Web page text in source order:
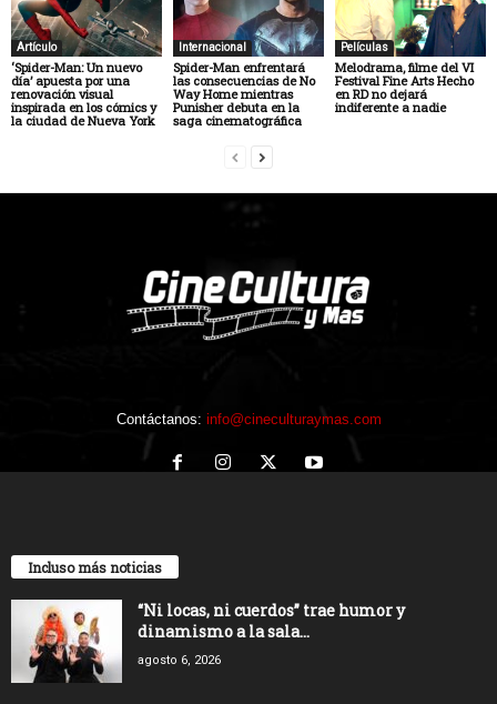
Artículo
‘Spider-Man: Un nuevo
día’ apuesta por una
renovación visual
inspirada en los cómics y
la ciudad de Nueva York
Internacional
Spider-Man enfrentará
las consecuencias de No
Way Home mientras
Punisher debuta en la
saga cinematográfica
Películas
Melodrama, filme del VI
Festival Fine Arts Hecho
en RD no dejará
indiferente a nadie
Contáctanos: info@cineculturaymas.com
Incluso más noticias
“Ni locas, ni cuerdos” trae humor y
dinamismo a la sala...
agosto 6, 2026